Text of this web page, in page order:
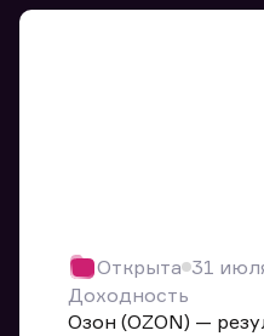
Открыта 31
Доходность
Озон (OZON) —